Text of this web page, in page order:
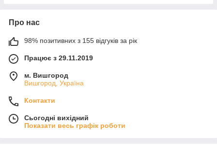
Про нас
98% позитивних з 155 відгуків за рік
Працює з 29.11.2019
м. Вишгород
Вишгород, Україна
Контакти
Сьогодні вихідний
Показати весь графік роботи